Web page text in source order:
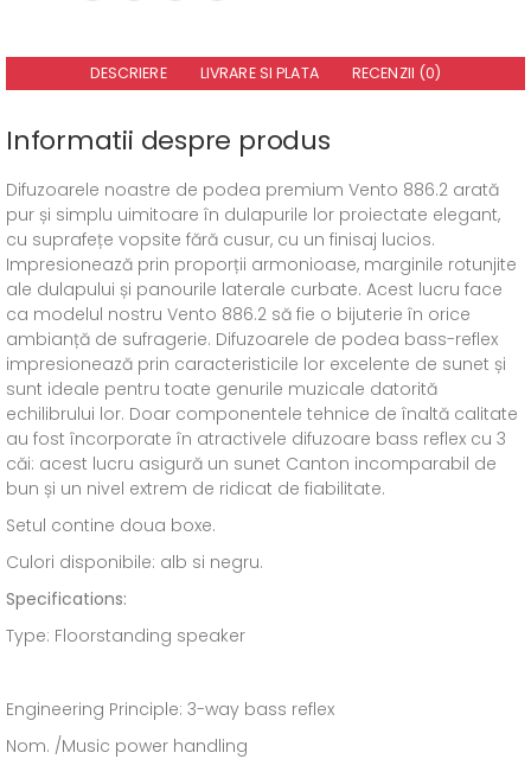
DESCRIERE LIVRARE SI PLATA RECENZII (0)
Informatii despre produs
Difuzoarele noastre de podea premium Vento 886.2 arată
pur și simplu uimitoare în dulapurile lor proiectate elegant,
cu suprafețe vopsite fără cusur, cu un finisaj lucios.
Impresionează prin proporții armonioase, marginile rotunjite
ale dulapului și panourile laterale curbate. Acest lucru face
ca modelul nostru Vento 886.2 să fie o bijuterie în orice
ambianță de sufragerie. Difuzoarele de podea bass-reflex
impresionează prin caracteristicile lor excelente de sunet și
sunt ideale pentru toate genurile muzicale datorită
echilibrului lor. Doar componentele tehnice de înaltă calitate
au fost încorporate în atractivele difuzoare bass reflex cu 3
căi: acest lucru asigură un sunet Canton incomparabil de
bun și un nivel extrem de ridicat de fiabilitate.
Setul contine doua boxe.
Culori disponibile: alb si negru.
Specifications:
Type: Floorstanding speaker
Engineering Principle: 3-way bass reflex
Nom. /Music power handling